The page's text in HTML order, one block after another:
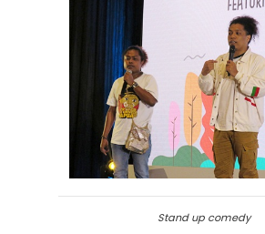
Stand up comedy